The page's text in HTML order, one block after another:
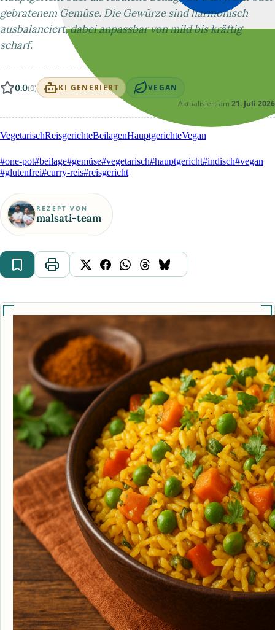
gebratenem Gemüse. Die Gewürze sind harmonisch
ausbalanciert, dabei anpassbar von mild bis kräftig
scharf.
0.0(0) KI GENERIERT VEGAN
Aktualisiert am 21. Juli 2026
VegetarischReisgerichteBeilagenHauptgerichteVegan
#one-pot#beilage#gemüse#vegetarisch#hauptgericht#indisch#vegan
#glutenfrei#curry-reis#reisgericht
REZEPT VON
malsati-team